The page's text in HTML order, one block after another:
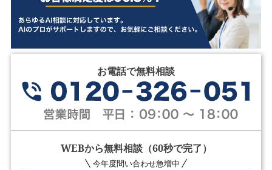
お電話で無料相談
WEBから無料相談（60秒で完了）
今年度問い合わせ急増中